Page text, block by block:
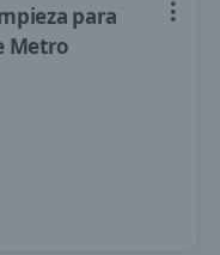
para
Metro